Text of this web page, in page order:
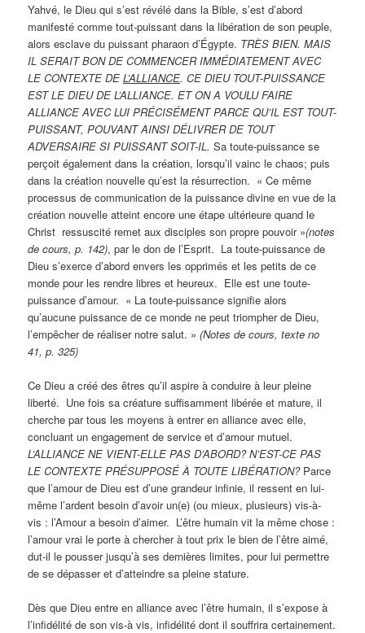
Yahvé, le Dieu qui s’est révélé dans la Bible, s’est d’abord
manifesté comme tout-puissant dans la libération de son peuple,
alors esclave du puissant pharaon d’Égypte. TRÈS BIEN. MAIS
IL SERAIT BON DE COMMENCER IMMÉDIATEMENT AVEC
LE CONTEXTE DEL’ALLIANCE. CE DIEU TOUT-PUISSANCE
EST LE DIEU DE L’ALLIANCE. ET ON A VOULU FAIRE
ALLIANCE AVEC LUI PRÉCISÉMENT PARCE QU’IL EST TOUT-
PUISSANT, POUVANT AINSI DÉLIVRER DE TOUT
ADVERSAIRE SI PUISSANT SOIT-IL. Sa toute-puissance se
perçoit également dans la création, lorsqu’il vainc le chaos; puis
dans la création nouvelle qu’est la résurrection. « Ce même
processus de communication de la puissance divine en vue de la
création nouvelle atteint encore une étape ultérieure quand le
Christ ressuscité remet aux disciples son propre pouvoir »(notes
de cours, p. 142), par le don de l’Esprit. La toute-puissance de
Dieu s’exerce d’abord envers les opprimés et les petits de ce
monde pour les rendre libres et heureux. Elle est une toute-
puissance d’amour. « La toute-puissance signifie alors
qu’aucune puissance de ce monde ne peut triompher de Dieu,
l’empêcher de réaliser notre salut. »(Notes de cours, texte no
41, p. 325)
Ce Dieu a créé des êtres qu’il aspire à conduire à leur pleine
liberté. Une fois sa créature suffisamment libérée et mature, il
cherche par tous les moyens à entrer en alliance avec elle,
concluant un engagement de service et d’amour mutuel.
L’ALLIANCE NE VIENT-ELLE PAS D’ABORD? N’EST-CE PAS
LE CONTEXTE PRÉSUPPOSÉ À TOUTE LIBÉRATION?Parce
que l’amour de Dieu est d’une grandeur infinie, il ressent en lui-
même l’ardent besoin d’avoir un(e) (ou mieux, plusieurs) vis-à-
vis : l’Amour a besoin d’aimer. L’être humain vit la même chose :
l’amour vrai le porte à chercher à tout prix le bien de l’être aimé,
dut-il le pousser jusqu’à ses dernières limites, pour lui permettre
de se dépasser et d’atteindre sa pleine stature.
Dès que Dieu entre en alliance avec l’être humain, il s’expose à
l’infidélité de son vis-à vis, infidélité dont il souffrira certainement.